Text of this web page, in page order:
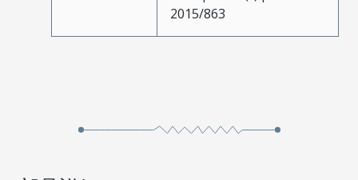
2015/863